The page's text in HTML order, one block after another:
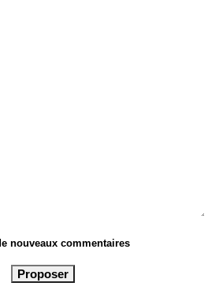
nouveaux commentaires